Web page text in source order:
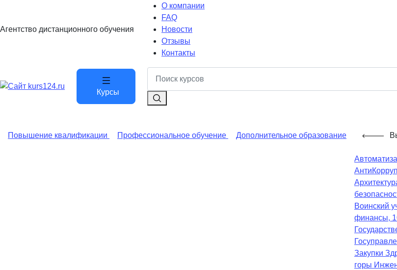
Агентство дистанционного обучения
О компании
FAQ
Новости
Отзывы
Контакты
Курсы
Повышение квалификации Профессиональное обучение Дополнительное образование
Воинский
финансы,
Закупки
горы